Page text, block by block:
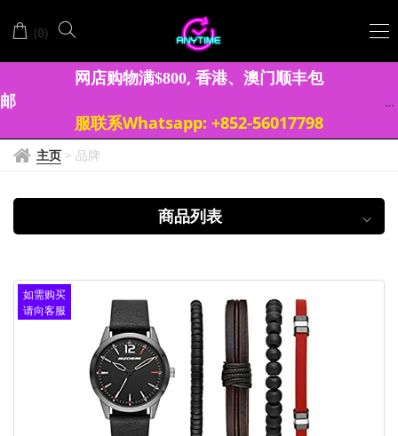
SKECHERS
斯
凱
奇
(0)
网店购物满$800, 香港、澳门顺丰包
邮
服联系Whatsapp: +852-56017798
主页 > 品牌
商品列表
如需购买
请向客服